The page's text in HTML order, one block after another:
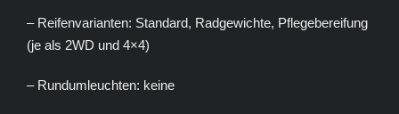
– Reifenvarianten: Standard, Radgewichte, Pflegebereifung
(je als 2WD und 4×4)
– Rundumleuchten: keine